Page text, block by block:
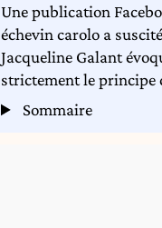
Une publication
échevin carolo a
Jacqueline Galant
strictement le principe
Sommaire